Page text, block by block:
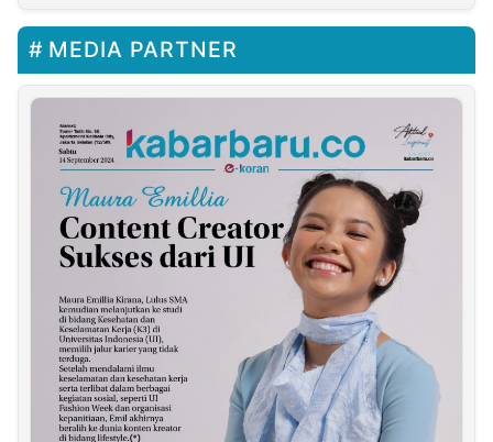
MEDIA PARTNER